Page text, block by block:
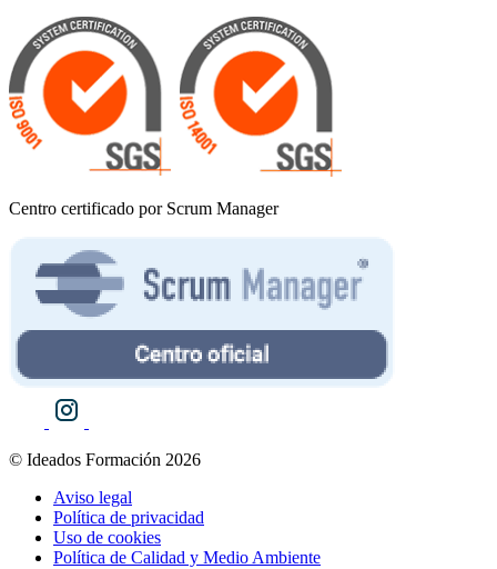
Centro certificado por Scrum Manager
© Ideados Formación 2026
Aviso legal
Política de privacidad
Uso de cookies
Política de Calidad y Medio Ambiente